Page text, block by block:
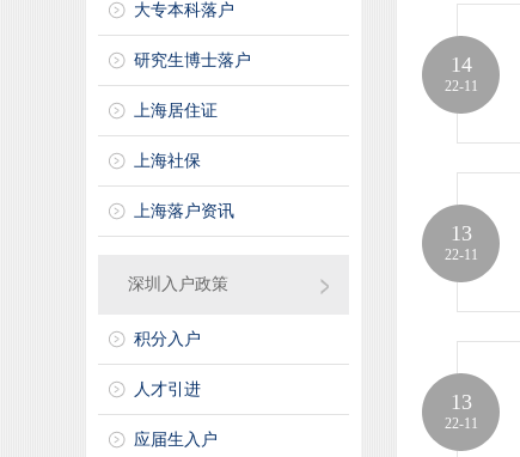
大专本科落户
研究生博士落户
上海居住证
上海社保
上海落户资讯
深圳入户政策
积分入户
人才引进
应届生入户
14
22-11
13
22-11
13
22-11